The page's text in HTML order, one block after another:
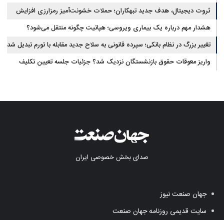
ثروت دیجیتال، هدف جدید تبهکاران؛ حملات خشونت‌آمیز رمزارزی افزایش
یافت
هشدار مهم درباره یک بیماری ویروسی؛ هپاتیت چگونه منتقل می‌شود؟
تغییر بزرگ در نظام بانکی؛ سپرده قانونی به سلاح جدید مقابله با تورم تبدیل شد
واریز معوقات حقوق بازنشستگان نزدیک شد؟ جزئیات جلسه تعیین تکلیف
صدای بخش خصوصی ایران
جهان صنعت نیوز
سایت قدیمی روزنامه جهان صنعت